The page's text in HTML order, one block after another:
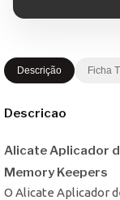
Descrição Ficha
Descricao
Alicate Aplicador
Memory Keepers
O Alicate Aplicador